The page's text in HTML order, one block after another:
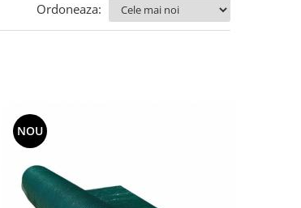
Ordoneaza:
NOU